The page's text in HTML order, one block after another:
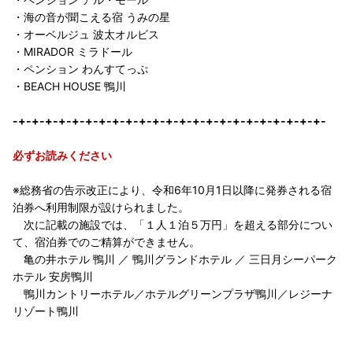
・海の音が聞こえる宿 うみの星
・オーベルジュ 波太オルビス
・MIRADOR ミラドール
・ペンション わんすてっぷ
・BEACH HOUSE 鴨川
-+-+-+-+-+-+-+-+-+-+-+-+-+-+-+-+-+-+-+-+-+-+-+-
必ずお読みください
※総務省の告示改正により、令和6年10月1日以降に発券される宿
泊券へ利用制限が設けられました。
次に記載の施設では、「１人１泊５万円」を超える部分につい
て、宿泊券でのご精算ができません。
亀の井ホテル 鴨川 ／ 鴨川グランドホテル ／ 三日月シーパーク
ホテル 安房鴨川
鴨川カントリーホテル／ホテルグリーンプラザ鴨川／レジーナ
リゾート鴨川